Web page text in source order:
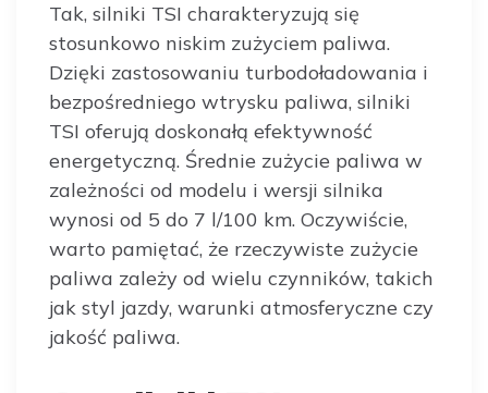
Tak, silniki TSI charakteryzują się
stosunkowo niskim zużyciem paliwa.
Dzięki zastosowaniu turbodoładowania i
bezpośredniego wtrysku paliwa, silniki
TSI oferują doskonałą efektywność
energetyczną. Średnie zużycie paliwa w
zależności od modelu i wersji silnika
wynosi od 5 do 7 l/100 km. Oczywiście,
warto pamiętać, że rzeczywiste zużycie
paliwa zależy od wielu czynników, takich
jak styl jazdy, warunki atmosferyczne czy
jakość paliwa.